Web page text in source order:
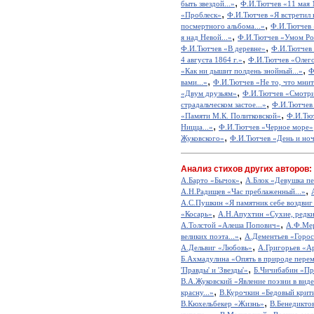
быть звездой...», Ф.И.Тютчев «11 мая
«Проблеск», Ф.И.Тютчев «Я встретил
посмертного альбома...», Ф.И.Тютчев
я над Невой...», Ф.И.Тютчев «Умом
Ф.И.Тютчев «В деревне», Ф.И.Тютчев
4 августа 1864 г.», Ф.И.Тютчев
«Как ни дышит полдень знойный...»,
вами...», Ф.И.Тютчев «Не то, что
«Двум друзьям», Ф.И.Тютчев
страдальческом застое...», Ф.И.Тютчев
«Памяти М.К. Политковской»,
Ницца...», Ф.И.Тютчев «Черное море»
Жуковского», Ф.И.Тютчев «День и
Анализ стихов других авторов:
А.Барто «Бычок», А.Блок «Девушка
А.Н.Радищев «Час преблаженный...»,
А.С.Пушкин «Я памятник себе
«Косарь», А.Н.Апухтин «Сухие,
А.Толстой «Алеша Попович»,
великих поэта...», А.Дементьев
А.Дельвиг «Любовь», А.Григорьев
Б.Ахмадулина «Опять в природе
'Правды' и 'Звезды'», Б.Чичибабин
В.А.Жуковский «Явление поэзии в
красну...», В.Курочкин «Бедовый
В.Кюхельбекер «Жизнь»,